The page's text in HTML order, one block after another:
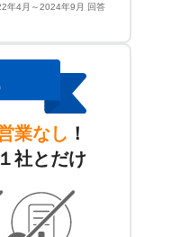
年4月～2024年9月 回答
業なし ！
社とだけ